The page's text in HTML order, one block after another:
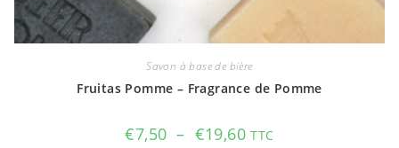
Savon à base de bière
Fruitas Pomme – Fragrance de Pomme
€7,50 – €19,60Plage
deTTC